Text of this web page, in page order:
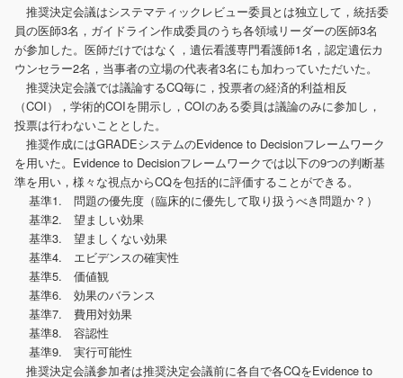
推奨決定会議はシステマティックレビュー委員とは独立して，統括委
員の医師3名，ガイドライン作成委員のうち各領域リーダーの医師3名
が参加した。医師だけではなく，遺伝看護専門看護師1名，認定遺伝カ
ウンセラー2名，当事者の立場の代表者3名にも加わっていただいた。
推奨決定会議では議論するCQ毎に，投票者の経済的利益相反
（COI），学術的COIを開示し，COIのある委員は議論のみに参加し，
投票は行わないこととした。
推奨作成にはGRADEシステムのEvidence to Decisionフレームワーク
を用いた。Evidence to Decisionフレームワークでは以下の9つの判断基
準を用い，様々な視点からCQを包括的に評価することができる。
基準1. 問題の優先度（臨床的に優先して取り扱うべき問題か？）
基準2. 望ましい効果
基準3. 望ましくない効果
基準4. エビデンスの確実性
基準5. 価値観
基準6. 効果のバランス
基準7. 費用対効果
基準8. 容認性
基準9. 実行可能性
推奨決定会議参加者は推奨決定会議前に各自で各CQをEvidence to